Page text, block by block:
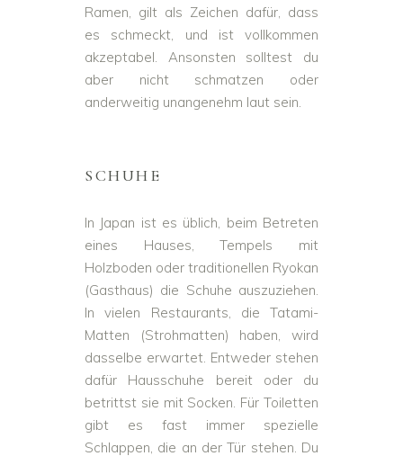
Ramen, gilt als Zeichen dafür, dass
es schmeckt, und ist vollkommen
akzeptabel. Ansonsten solltest du
aber nicht schmatzen oder
anderweitig unangenehm laut sein.
SCHUHE
In Japan ist es üblich, beim Betreten
eines Hauses, Tempels mit
Holzboden oder traditionellen Ryokan
(Gasthaus) die Schuhe auszuziehen.
In vielen Restaurants, die Tatami-
Matten (Strohmatten) haben, wird
dasselbe erwartet. Entweder stehen
dafür Hausschuhe bereit oder du
betrittst sie mit Socken. Für Toiletten
gibt es fast immer spezielle
Schlappen, die an der Tür stehen. Du